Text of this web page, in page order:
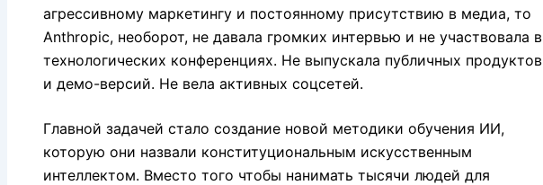
агрессивному маркетингу и постоянному присутствию в медиа, то
Anthropic, необорот, не давала громких интервью и не участвовала в
технологических конференциях. Не выпускала публичных продуктов
и демо-версий. Не вела активных соцсетей.
Главной задачей стало создание новой методики обучения ИИ,
которую они назвали конституциональным искусственным
интеллектом. Вместо того чтобы нанимать тысячи людей для